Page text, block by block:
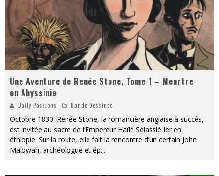
Une Aventure de Renée Stone, Tome 1 – Meurtre
en Abyssinie
Daily Passions Bande Dessinée
Octobre 1830. Renée Stone, la romancière anglaise à succès,
est invitée au sacre de l’Empereur Haïlé Sélassié Ier en
éthiopie. Sur la route, elle fait la rencontre d’un certain John
Malowan, archéologue et ép...